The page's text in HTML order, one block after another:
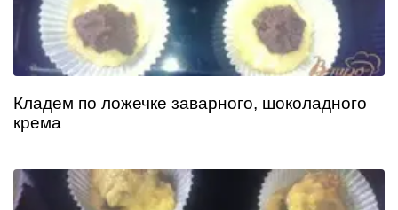
Кладем по ложечке заварного, шоколадного
крема